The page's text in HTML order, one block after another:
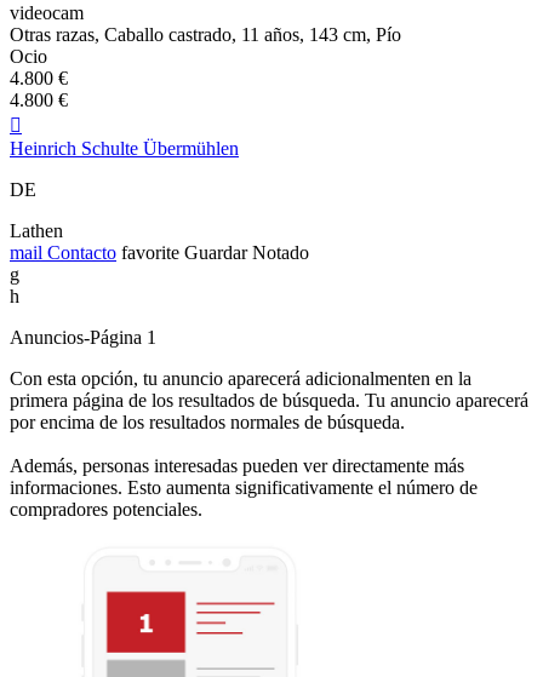
videocam
Otras razas, Caballo castrado, 11 años, 143 cm, Pío
Ocio
4.800 €
4.800 €

Heinrich Schulte Übermühlen
DE
Lathen
mail Contacto favorite Guardar Notado
g
h
Anuncios-Página 1
Con esta opción, tu anuncio aparecerá adicionalmenten en la
primera página de los resultados de búsqueda. Tu anuncio aparecerá
por encima de los resultados normales de búsqueda.
Además, personas interesadas pueden ver directamente más
informaciones. Esto aumenta significativamente el número de
compradores potenciales.